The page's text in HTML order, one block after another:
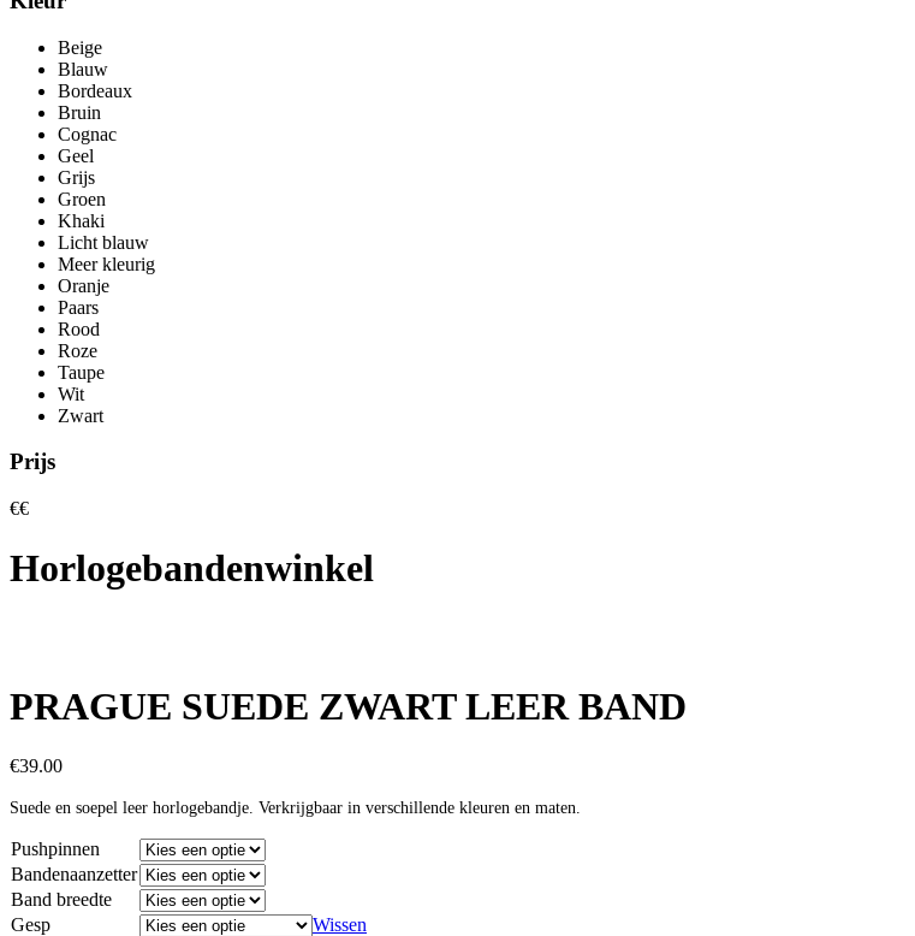
Beige
Blauw
Bordeaux
Bruin
Cognac
Geel
Grijs
Groen
Khaki
Licht blauw
Meer kleurig
Oranje
Paars
Rood
Roze
Taupe
Wit
Zwart
Prijs
€€
Horlogebandenwinkel
PRAGUE SUEDE ZWART LEER BAND
€39.00
Suede en soepel leer horlogebandje. Verkrijgbaar in verschillende kleuren en maten.
Pushpinnen
Bandenaanzetter
Band breedte
Gesp
Wissen